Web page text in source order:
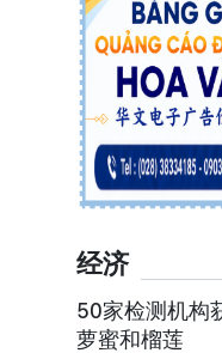
经济
50家检测机构
萝蜜和榴莲